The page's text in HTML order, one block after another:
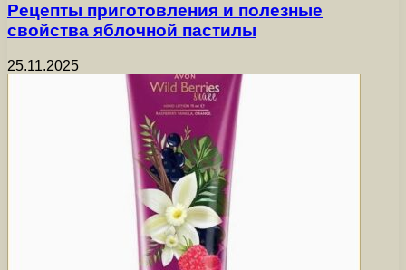
Рецепты приготовления и полезные
свойства яблочной пастилы
25.11.2025